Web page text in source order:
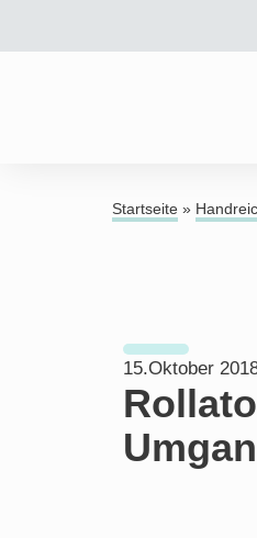
Startseite »
15.Oktober